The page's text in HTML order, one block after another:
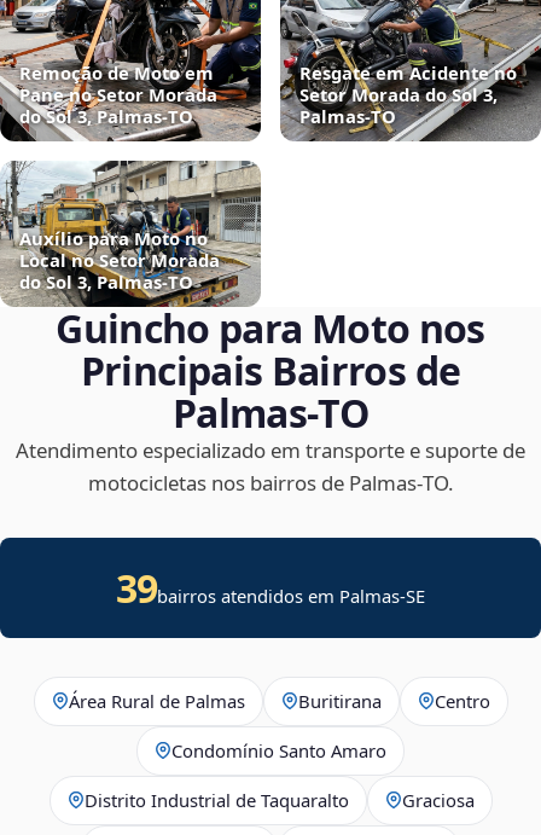
Remoção de Moto em
Pane no Setor Morada
do Sol 3, Palmas‑TO
Resgate em Acidente no
Setor Morada do Sol 3,
Palmas‑TO
Auxílio para Moto no
Local no Setor Morada
do Sol 3, Palmas‑TO
Guincho para Moto nos
Principais Bairros de
Palmas‑TO
Atendimento especializado em transporte e suporte de
motocicletas nos bairros de Palmas‑TO.
39bairros atendidos em Palmas-SE
Área Rural de Palmas Buritirana Centro
Condomínio Santo Amaro
Distrito Industrial de Taquaralto Graciosa